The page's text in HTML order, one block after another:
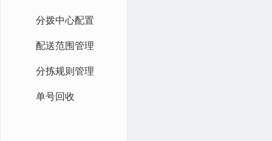
分拨中心配置
配送范围管理
分拣规则管理
单号回收